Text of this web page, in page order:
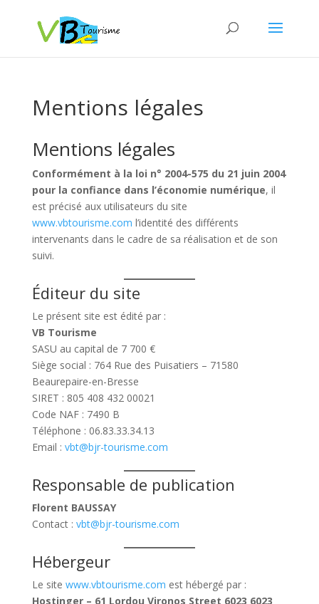
Mentions légales
Mentions légales
Conformément à la loi n° 2004-575 du 21 juin 2004
pour la confiance dans l’économie numérique, il
est précisé aux utilisateurs du site
www.vbtourisme.com l’identité des différents
intervenants dans le cadre de sa réalisation et de son
suivi.
Éditeur du site
Le présent site est édité par :
VB Tourisme
SASU au capital de 7 700 €
Siège social : 764 Rue des Puisatiers – 71580
Beaurepaire-en-Bresse
SIRET : 805 408 432 00021
Code NAF : 7490 B
Téléphone : 06.83.33.34.13
Email : vbt@bjr-tourisme.com
Responsable de publication
Florent BAUSSAY
Contact : vbt@bjr-tourisme.com
Hébergeur
Le site www.vbtourisme.com est hébergé par :
Hostinger – 61 Lordou Vironos Street 6023 6023